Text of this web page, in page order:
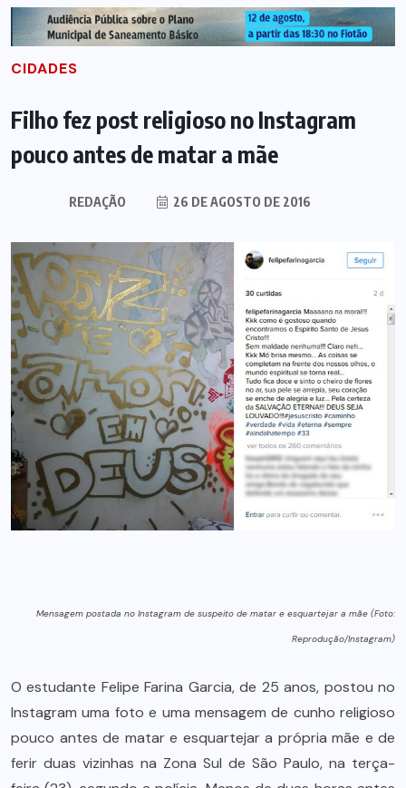
CIDADES
Filho fez post religioso no Instagram
pouco antes de matar a mãe
REDAÇÃO 26 DE AGOSTO DE 2016
Mensagem postada no Instagram de suspeito de matar e esquartejar a mãe (Foto:
Reprodução/Instagram)
O estudante Felipe Farina Garcia, de 25 anos, postou no
Instagram uma foto e uma mensagem de cunho religioso
pouco antes de matar e esquartejar a própria mãe e de
ferir duas vizinhas na Zona Sul de São Paulo, na terça-